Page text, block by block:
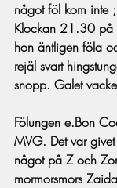
något föl kom inte
Klockan 21.30 på
hon äntligen föla
rejäl svart
snopp. Galet
Fölungen e.Bon
MVG. Det var
något på Z och
mormorsmors